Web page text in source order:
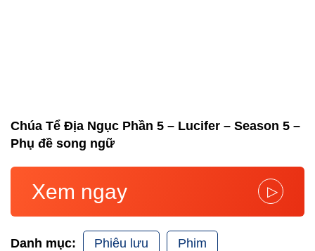
Chúa Tể Địa Ngục Phần 5 – Lucifer – Season 5 –
Phụ đề song ngữ
Danh mục: Phiêu lưu Phim
Xem ngay ▷